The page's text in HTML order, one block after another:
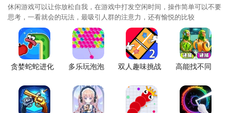
休闲游戏可以让你放松自我，在游戏中打发空闲时间，操作简单可以不要
思考，一看就会的玩法，最吸引人群的注意力，还有愉悦的比较
贪婪蛇蛇进化 多乐玩泡泡 双人趣味挑战 高能找不同